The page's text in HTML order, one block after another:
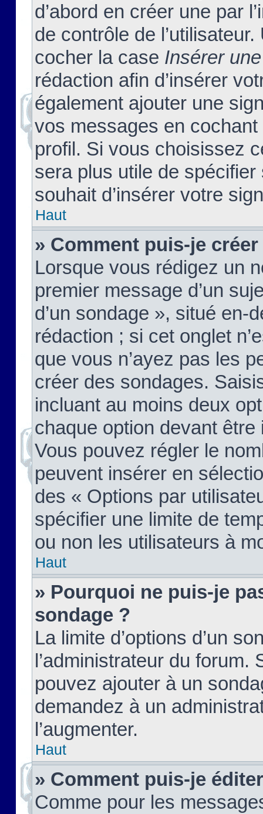
d’abord en créer une par
de contrôle de
cocher la case Insérer
rédaction afin d’insérer
également ajouter une
vos messages en
profil. Si vous choisissez
sera plus utile de
souhait d’insérer votre
Haut
» Comment puis-je
Lorsque vous rédigez un
premier message d’un
d’un sondage », situé en-
rédaction ; si cet onglet
que vous n’ayez pas les
créer des sondages.
incluant au moins deux
chaque option devant
Vous pouvez régler le
peuvent insérer en
des « Options par
spécifier une limite de
ou non les utilisateurs à
Haut
» Pourquoi ne puis-je
sondage ?
La limite d’options d’un
l’administrateur du forum.
pouvez ajouter à un
demandez à un
l’augmenter.
Haut
» Comment puis-je
Comme pour les